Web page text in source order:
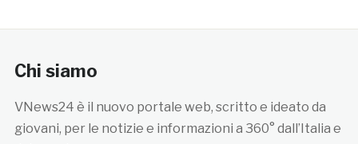
Chi siamo
VNews24 è il nuovo portale web, scritto e ideato da
giovani, per le notizie e informazioni a 360° dall’Italia e